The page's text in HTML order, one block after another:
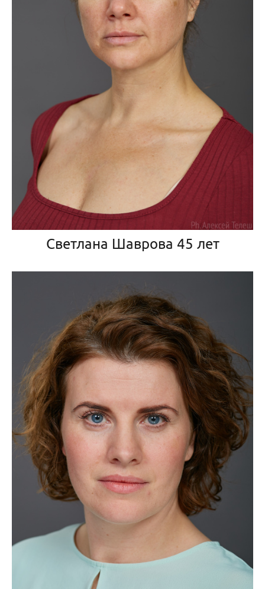
Светлана Шаврова 45 лет